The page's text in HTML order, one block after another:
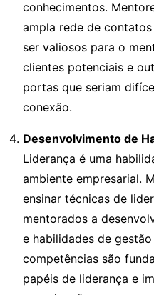
conhecimentos.
ampla rede de
ser valiosos para o
clientes potenciais e
portas que seriam
conexão.
Desenvolvimento de
Liderança é uma
ambiente empresarial.
ensinar técnicas de
mentorados a
e habilidades de
competências são
papéis de liderança e